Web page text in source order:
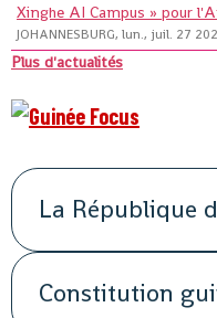
Xinghe AI Campus » pour
JOHANNESBURG, lun., juil. 27
Plus d'actualités
La République
Constitution